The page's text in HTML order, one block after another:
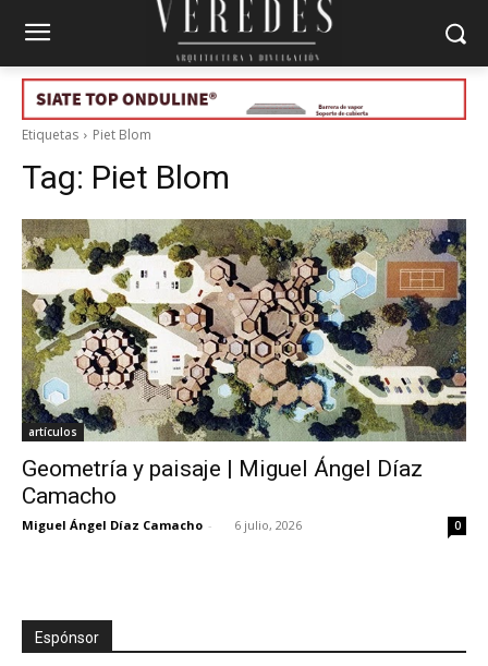
Etiquetas Piet Blom
Tag: Piet Blom
artículos
Geometría y paisaje | Miguel Ángel Díaz
Camacho
Miguel Ángel Díaz Camacho - 6 julio, 2026 0
Espónsor